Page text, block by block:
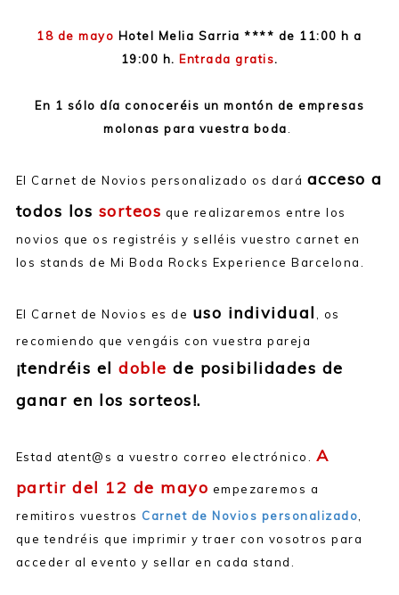
18 de mayo Hotel Melia Sarria **** de 11:00 h a
19:00 h. Entrada gratis.
En 1 sólo día conoceréis un montón de empresas
molonas para vuestra boda.
El Carnet de Novios personalizado os dará acceso a
todos los sorteos que realizaremos entre los
novios que os registréis y selléis vuestro carnet en
los stands de Mi Boda Rocks Experience Barcelona.
El Carnet de Novios es de uso individual, os
recomiendo que vengáis con vuestra pareja
¡tendréis eldoble de posibilidades de
ganar en los sorteos!.
Estad atent@s a vuestro correo electrónico. A
partir del 12 de mayo empezaremos a
remitiros vuestros Carnet de Novios personalizado,
que tendréis que imprimir y traer con vosotros para
acceder al evento y sellar en cada stand.